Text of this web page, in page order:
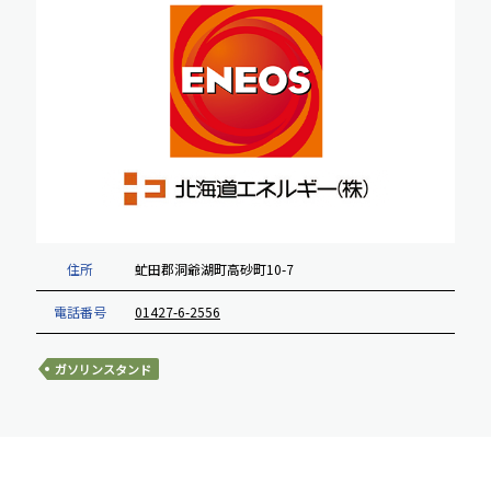
住所 虻田郡洞爺湖町高砂町10-7
電話番号 01427-6-2556
ガソリンスタンド